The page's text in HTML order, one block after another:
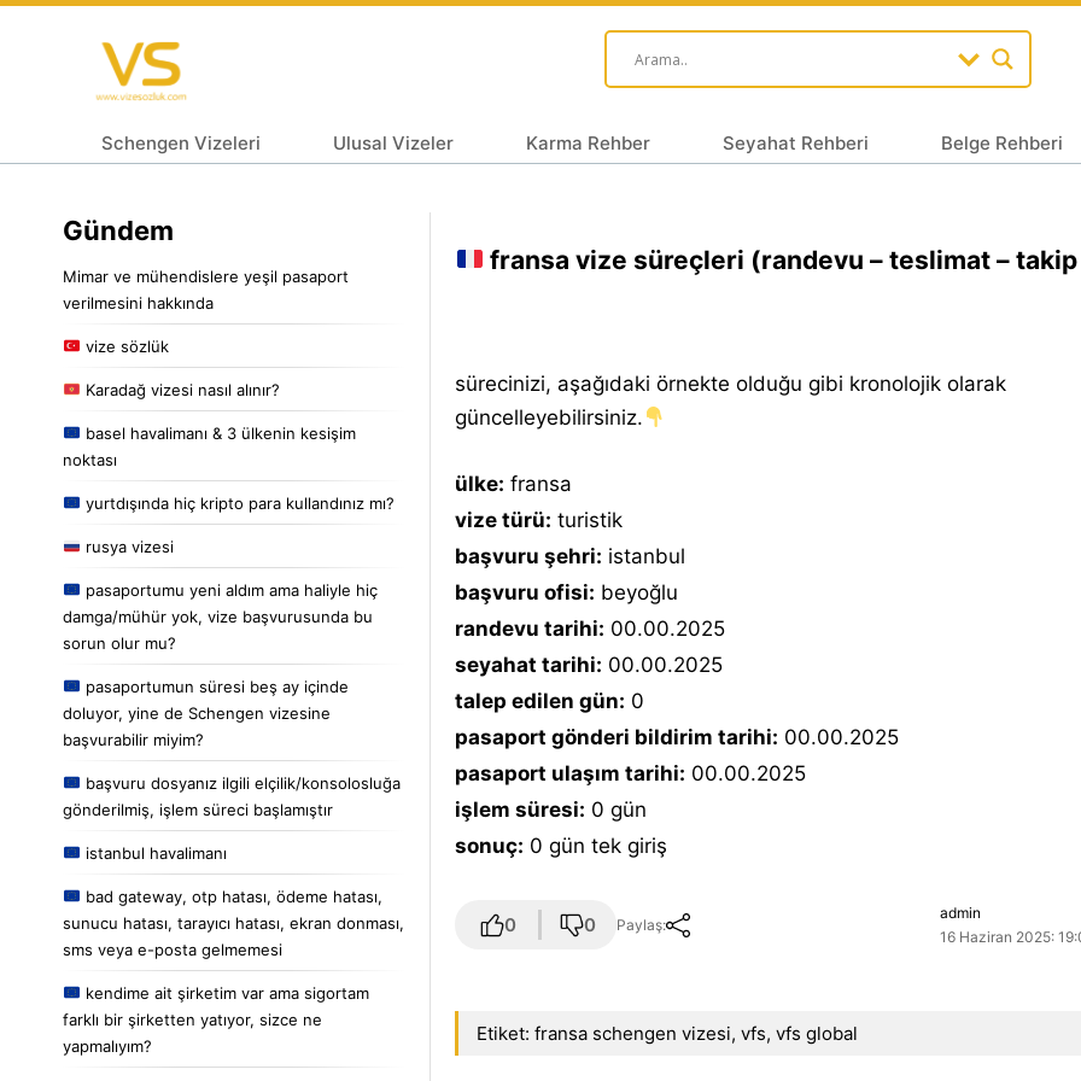
Schengen Vizeleri Ulusal Vizeler Karma Rehber Seyahat Rehberi Belge Rehberi
Gündem
Mimar ve mühendislere yeşil pasaport
verilmesini hakkında
vize sözlük
Karadağ vizesi nasıl alınır?
basel havalimanı & 3 ülkenin kesişim
noktası
yurtdışında hiç kripto para kullandınız mı?
rusya vizesi
pasaportumu yeni aldım ama haliyle hiç
damga/mühür yok, vize başvurusunda bu
sorun olur mu?
pasaportumun süresi beş ay içinde
doluyor, yine de Schengen vizesine
başvurabilir miyim?
başvuru dosyanız ilgili elçilik/konsolosluğa
gönderilmiş, işlem süreci başlamıştır
istanbul havalimanı
bad gateway, otp hatası, ödeme hatası,
sunucu hatası, tarayıcı hatası, ekran donması,
sms veya e-posta gelmemesi
kendime ait şirketim var ama sigortam
farklı bir şirketten yatıyor, sizce ne
yapmalıyım?
fransa vize süreçleri (randevu – teslimat –
sürecinizi, aşağıdaki örnekte olduğu gibi kronolojik olarak
güncelleyebilirsiniz.
ülke: fransa
vize türü: turistik
başvuru şehri: istanbul
başvuru ofisi: beyoğlu
randevu tarihi: 00.00.2025
seyahat tarihi: 00.00.2025
talep edilen gün: 0
pasaport gönderi bildirim tarihi: 00.00.2025
pasaport ulaşım tarihi: 00.00.2025
işlem süresi: 0 gün
sonuç: 0 gün tek giriş
0 0 Paylaş:
admin
16 Haziran 2025:
Etiket:fransa schengen vizesi,vfs,vfs global